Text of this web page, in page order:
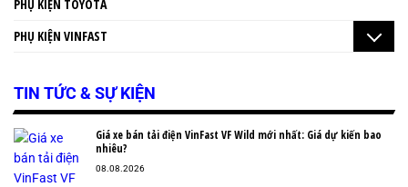
PHỤ KIỆN TOYOTA
PHỤ KIỆN VINFAST
TIN TỨC & SỰ KIỆN
Giá xe bán tải điện VinFast VF Wild mới nhất: Giá dự kiến bao
nhiêu?
08.08.2026